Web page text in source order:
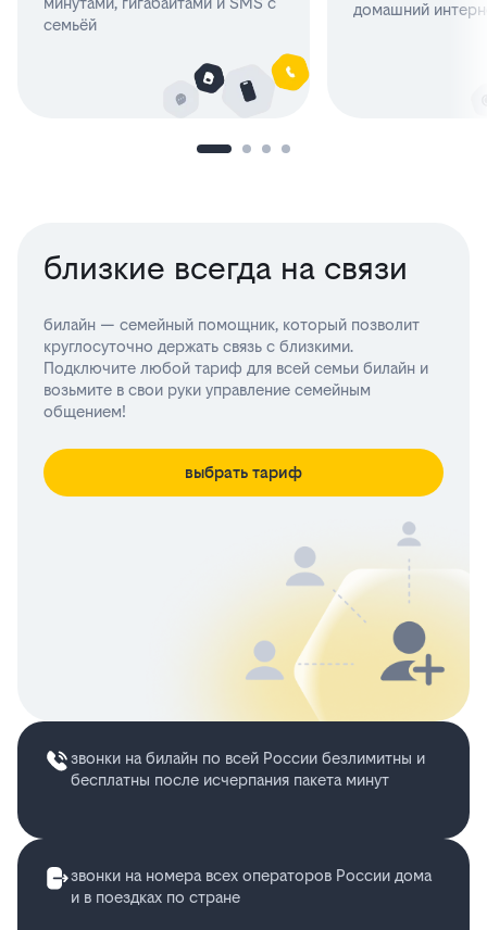
семьёй
домашний
близкие всегда на связи
билайн — семейный помощник, который позволит
круглосуточно держать связь с близкими.
Подключите любой тариф для всей семьи билайн и
возьмите в свои руки управление семейным
общением!
выбрать тариф
звонки на билайн по всей России безлимитны и
бесплатны после исчерпания пакета минут
звонки на номера всех операторов России дома
и в поездках по стране